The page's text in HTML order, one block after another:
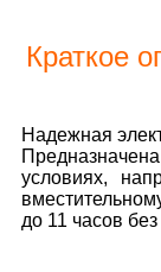
Краткое
Надежная
условиях,
до 11 часов